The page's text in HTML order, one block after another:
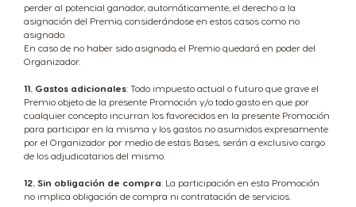
perder al potencial ganador, automáticamente, el derecho a la
asignación del Premio, considerándose en estos casos como no
asignado.
En caso de no haber sido asignado, el Premio quedará en poder del
Organizador.
11. Gastos adicionales: Todo impuesto actual o futuro que grave el
Premio objeto de la presente Promoción y/o todo gasto en que por
cualquier concepto incurran los favorecidos en la presente Promoción
para participar en la misma y los gastos no asumidos expresamente
por el Organizador por medio de estas Bases, serán a exclusivo cargo
de los adjudicatarios del mismo.
12. Sin obligación de compra: La participación en esta Promoción
no implica obligación de compra ni contratación de servicios.